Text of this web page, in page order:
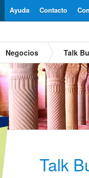
Contacto
Ayuda
Negocios Talk
Talk